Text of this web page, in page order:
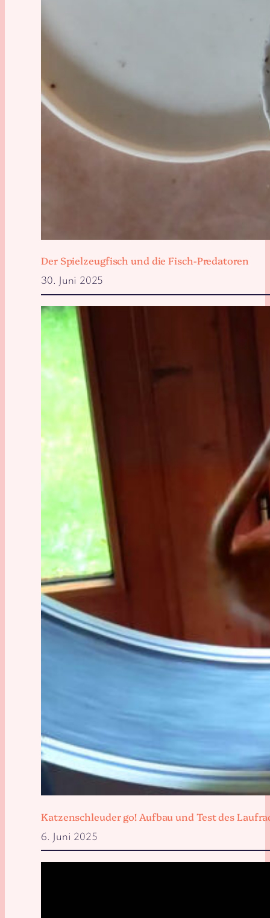
Der Spielzeugfisch und die Fisch-Predatoren
30. Juni 2025
Katzenschleuder go! Aufbau und Test des
6. Juni 2025